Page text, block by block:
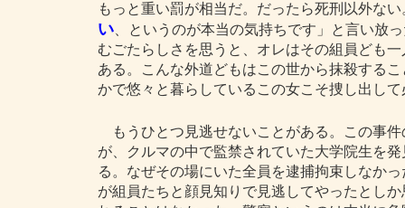
もっと重い罰が相当だ。だったら死刑以外な
い、というのが本当の気持ちです」と言い放
むごたらしさを思うと、オレはその組員ども
ある。こんな外道どもはこの世から抹殺する
かで悠々と暮らしているこの女こそ捜し出し
もうひとつ見逃せないことがある。この事件
が、クルマの中で監禁されていた大学院生を
る。なぜその場にいた全員を逮捕拘束しなか
が組員たちと顔見知りで見逃してやったとし